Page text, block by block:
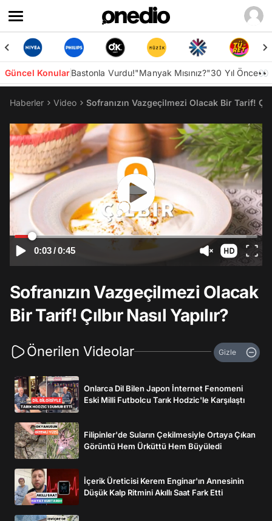
Güncel KonularBastonla Vurdu!"Manyak Mısınız?"30 Yıl Önce👀
Haberler Video Sofranızın Vazgeçilmezi Olacak Bir Tarif!
0:03/0:45
Sofranızın Vazgeçilmezi Olacak
Bir Tarif! Çılbır Nasıl Yapılır?
Önerilen Videolar Gizle
Onlarca Dil Bilen Japon İnternet Fenomeni
Eski Milli Futbolcu Tarık Hodzic'le Karşılaştı
Filipinler'de Suların Çekilmesiyle Ortaya Çıkan
Görüntü Hem Ürküttü Hem Büyüledi
İçerik Üreticisi Kerem Enginar'ın Annesinin
Düşük Kalp Ritmini Akıllı Saat Fark Etti